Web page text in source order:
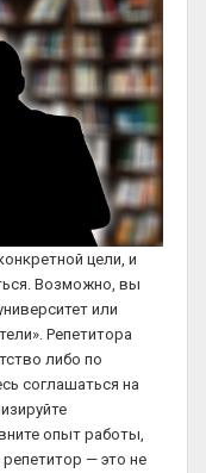
цели, и
Возможно, вы
или
Репетитора
либо по
соглашаться на
опыт работы,
— это не